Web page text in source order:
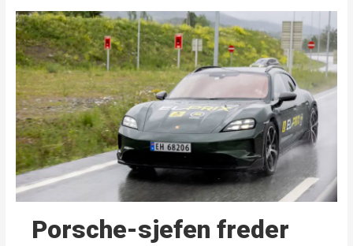
Porsche-sjefen freder